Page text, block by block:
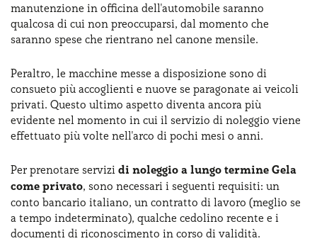
manutenzione in officina dell'automobile saranno
qualcosa di cui non preoccuparsi, dal momento che
saranno spese che rientrano nel canone mensile.
Peraltro, le macchine messe a disposizione sono di
consueto più accoglienti e nuove se paragonate ai veicoli
privati. Questo ultimo aspetto diventa ancora più
evidente nel momento in cui il servizio di noleggio viene
effettuato più volte nell'arco di pochi mesi o anni.
Per prenotare servizi di noleggio a lungo termine Gela
come privato, sono necessari i seguenti requisiti: un
conto bancario italiano, un contratto di lavoro (meglio se
a tempo indeterminato), qualche cedolino recente e i
documenti di riconoscimento in corso di validità.